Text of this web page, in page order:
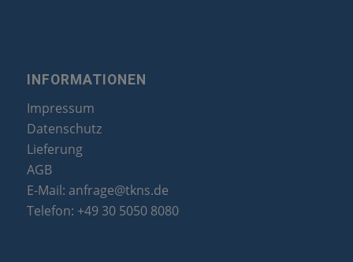
INFORMATIONEN
Impressum
Datenschutz
Lieferung
AGB
E-Mail: anfrage@tkns.de
Telefon: +49 30 5050 8080